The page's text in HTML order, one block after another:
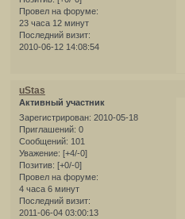
Провел на форуме:
23 часа 12 минут
Последний визит:
2010-06-12 14:08:54
uStas
Активный участник
Зарегистрирован: 2010-05-18
Приглашений: 0
Сообщений: 101
Уважение: [+4/-0]
Позитив: [+0/-0]
Провел на форуме:
4 часа 6 минут
Последний визит:
2011-06-04 03:00:13